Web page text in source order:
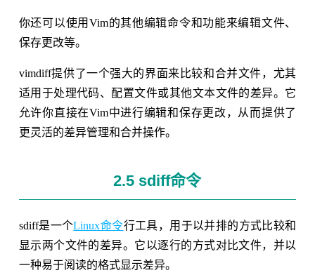
你还可以使用Vim的其他编辑命令和功能来编辑文件、
保存更改等。
vimdiff提供了一个强大的界面来比较和合并文件，尤其
适用于处理代码、配置文件或其他文本文件的差异。它
允许你直接在Vim中进行编辑和保存更改，从而提供了
更灵活的差异管理和合并操作。
2.5 sdiff命令
sdiff是一个Linux命令行工具，用于以并排的方式比较和
显示两个文件的差异。它以逐行的方式对比文件，并以
一种易于阅读的格式显示差异。